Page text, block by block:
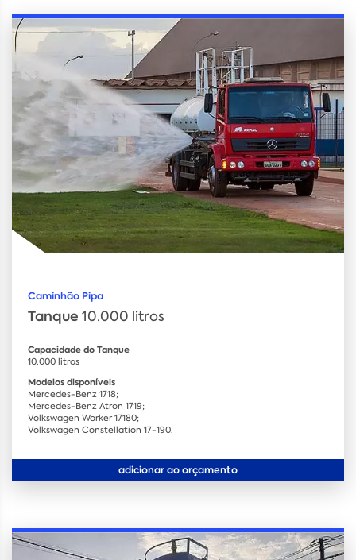
Caminhão Pipa
Tanque 10.000 litros
Capacidade do Tanque
10.000 litros
Modelos disponíveis
Mercedes-Benz 1718;
Mercedes-Benz Atron 1719;
Volkswagen Worker 17180;
Volkswagen Constellation 17-190.
adicionar ao orçamento